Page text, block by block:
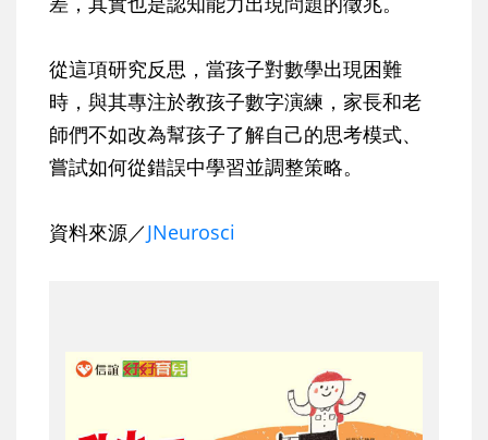
從這項研究反思，當孩子對數學出現困難
時，與其專注於教孩子數字演練，家長和老
師們不如改為幫孩子了解自己的思考模式、
嘗試如何從錯誤中學習並調整策略。
資料來源／JNeurosci